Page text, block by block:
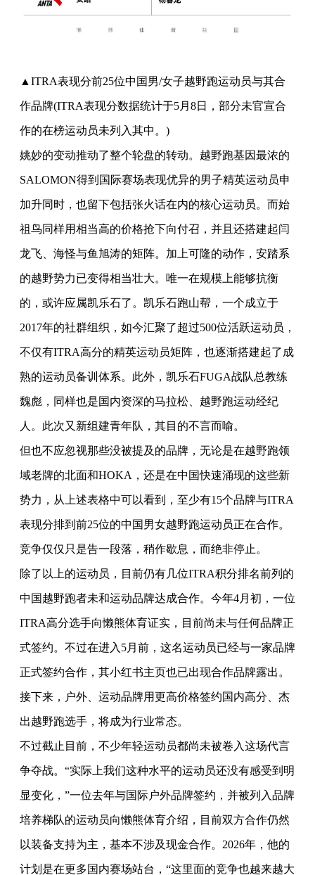
▲ITRA表现分前25位中国男/女子越野跑运动员与其合
作品牌(ITRA表现分数据统计于5月8日，部分未官宣合
作的在榜运动员未列入其中。)
姚妙的变动推动了整个轮盘的转动。越野跑基因最浓的
SALOMON得到国际赛场表现优异的男子精英运动员申
加升同时，也留下包括张火话在内的核心运动员。而始
祖鸟同样用相当高的价格抢下向付召，并且还搭建起闫
龙飞、海怪与鱼旭涛的矩阵。加上可隆的动作，安踏系
的越野势力已变得相当壮大。唯一在规模上能够抗衡
的，或许应属凯乐石了。凯乐石跑山帮，一个成立于
2017年的社群组织，如今汇聚了超过500位活跃运动员，
不仅有ITRA高分的精英运动员矩阵，也逐渐搭建起了成
熟的运动员备训体系。此外，凯乐石FUGA战队总教练
魏彪，同样也是国内资深的马拉松、越野跑运动经纪
人。此次又新组建青年队，其目的不言而喻。
但也不应忽视那些没被提及的品牌，无论是在越野跑领
域老牌的北面和HOKA，还是在中国快速涌现的这些新
势力，从上述表格中可以看到，至少有15个品牌与ITRA
表现分排到前25位的中国男女越野跑运动员正在合作。
竞争仅仅只是告一段落，稍作歇息，而绝非停止。
除了以上的运动员，目前仍有几位ITRA积分排名前列的
中国越野跑者未和运动品牌达成合作。今年4月初，一位
ITRA高分选手向懒熊体育证实，目前尚未与任何品牌正
式签约。不过在进入5月前，这名运动员已经与一家品牌
正式签约合作，其小红书主页也已出现合作品牌露出。
接下来，户外、运动品牌用更高价格签约国内高分、杰
出越野跑选手，将成为行业常态。
不过截止目前，不少年轻运动员都尚未被卷入这场代言
争夺战。“实际上我们这种水平的运动员还没有感受到明
显变化，”一位去年与国际户外品牌签约，并被列入品牌
培养梯队的运动员向懒熊体育介绍，目前双方合作仍然
以装备支持为主，基本不涉及现金合作。2026年，他的
计划是在更多国内赛场站台，“这里面的竞争也越来越大